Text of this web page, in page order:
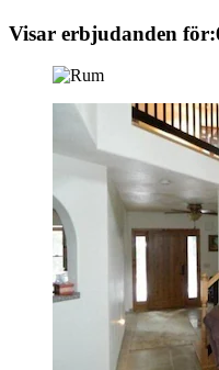
Visar erbjudanden för: